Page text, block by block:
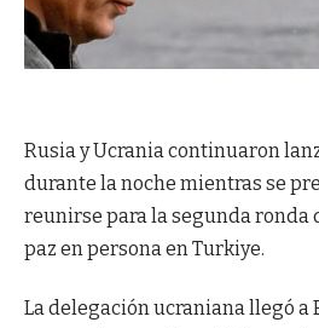
Rusia y Ucrania continuaron
durante la noche mientras se
reunirse para la segunda ronda
paz en persona en Turkiye.
La delegación ucraniana llegó a